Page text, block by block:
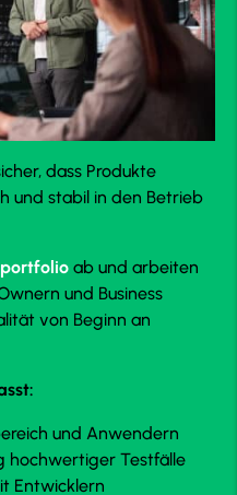
dass Produkte
und stabil in den Betrieb
ab und arbeiten
und Business
von Beginn an
und Anwendern
hochwertiger Testfälle
Entwicklern